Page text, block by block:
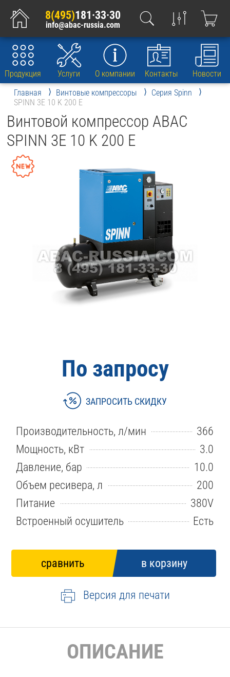
8(495)181·33·30
info@abac-russia.com
Продукция Услуги О компании Контакты
Новости
Главная
Винтовые компрессоры
Серия Spinn
SPINN 3E 10 K 200 E
Винтовой компрессор ABAC
SPINN 3E 10 K 200 E
По запросу
ЗАПРОСИТЬ СКИДКУ
Производительность, л/мин
366
Мощность, кВт
3.0
Давление, бар
10.0
Объем ресивера, л
200
Питание
380V
Встроенный осушитель
Есть
Версия для печати
ОПИСАНИЕ